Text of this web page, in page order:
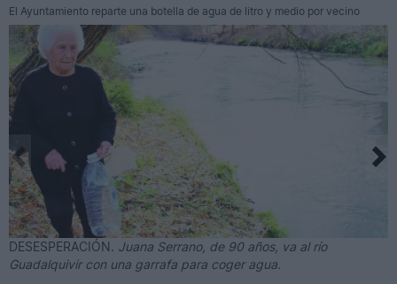
El Ayuntamiento reparte una botella de agua de litro y medio por vecino
DESESPERACIÓN. Juana Serrano, de 90 años, va al río
Guadalquivir con una garrafa para coger agua.